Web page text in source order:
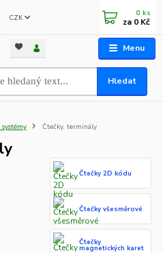
Menu
CZK
Hledat
0 ks
za 0 Kč
Čtečky, terminály
Čtečky 2D kódu
Čtečky všesměrové
Čtečky
magnetických karet